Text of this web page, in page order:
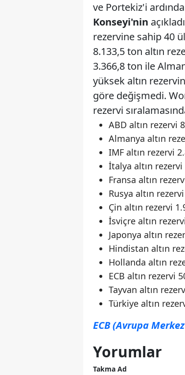
ve Portekiz'i
Konseyi'nin
rezervine sahip 40
8.133,5 ton altın
3.366,8 ton ile
yüksek altın
göre değişmedi.
rezervi
ABD altın rezervi
Almanya altın
IMF altın rezervi
İtalya altın
Fransa altın
Rusya altın
Çin altın rezervi
İsviçre altın
Japonya altın
Hindistan altın
Hollanda altın
ECB altın rezervi
Tayvan altın
Türkiye altın
ECB (Avrupa
Yorumlar
Takma Ad